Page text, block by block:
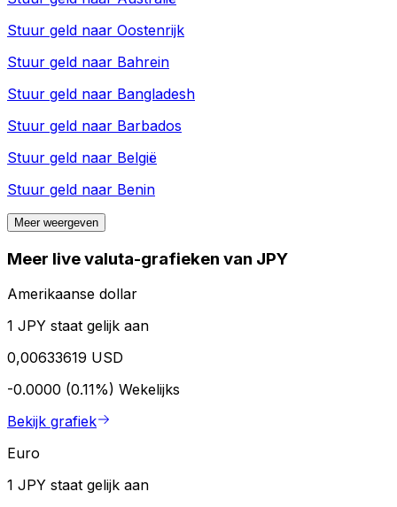
Stuur geld naar Oostenrijk
Stuur geld naar Bahrein
Stuur geld naar Bangladesh
Stuur geld naar Barbados
Stuur geld naar België
Stuur geld naar Benin
Meer weergeven
Meer live valuta-grafieken van JPY
Amerikaanse dollar
1 JPY staat gelijk aan
0,00633619 USD
-0.0000 (0.11%) Wekelijks
Bekijk grafiek
Euro
1 JPY staat gelijk aan